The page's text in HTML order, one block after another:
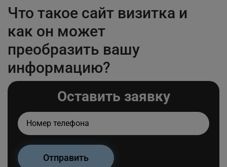
Что такое сайт визитка и
как он может
преобразить вашу
информацию?
Оставить заявку